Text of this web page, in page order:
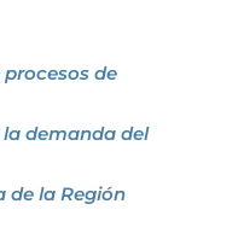
de
demanda del
de la Región